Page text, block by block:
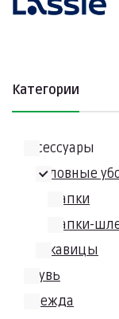
Категории
Аксессуары
Головные
Шапки
Шапки-
Рукавицы
Обувь
Одежда